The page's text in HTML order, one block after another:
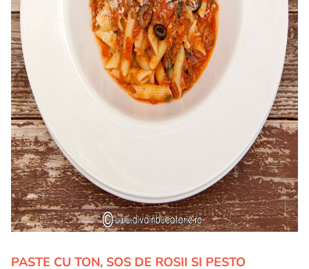
PASTE CU TON, SOS DE ROSII SI PESTO